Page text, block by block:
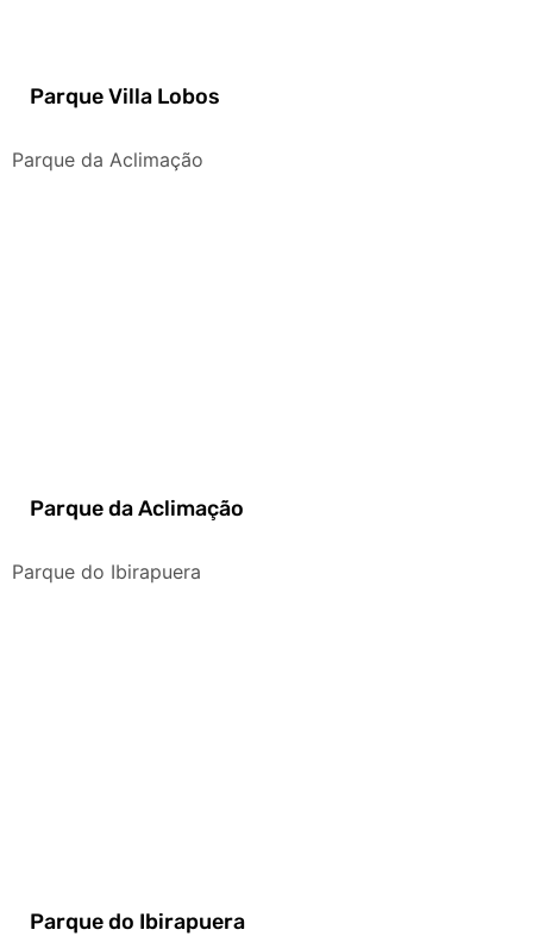
Parque Villa Lobos
Parque da Aclimação
Parque da Aclimação
Parque do Ibirapuera
Parque do Ibirapuera